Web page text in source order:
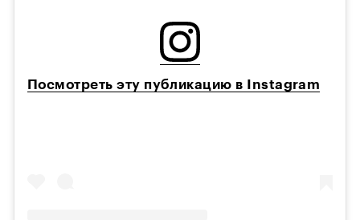
Посмотреть эту публикацию в Instagram